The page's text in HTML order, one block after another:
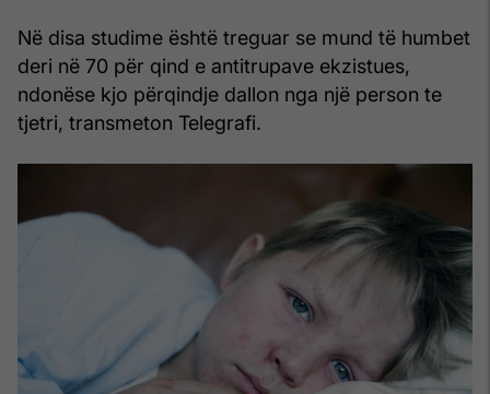
Në disa studime është treguar se mund të humbet
deri në 70 për qind e antitrupave ekzistues,
ndonëse kjo përqindje dallon nga një person te
tjetri, transmeton Telegrafi.